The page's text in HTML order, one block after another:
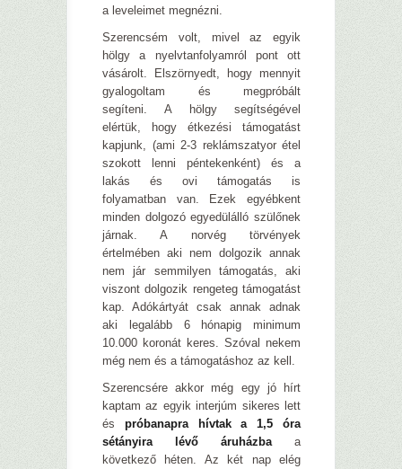
a leveleimet megnézni.
Szerencsém volt, mivel az egyik
hölgy a nyelvtanfolyamról pont ott
vásárolt. Elszörnyedt, hogy mennyit
gyalogoltam és megpróbált
segíteni. A hölgy segítségével
elértük, hogy étkezési támogatást
kapjunk, (ami 2-3 reklámszatyor étel
szokott lenni péntekenként) és a
lakás és ovi támogatás is
folyamatban van. Ezek egyébkent
minden dolgozó egyedülálló szülőnek
járnak. A norvég törvények
értelmében aki nem dolgozik annak
nem jár semmilyen támogatás, aki
viszont dolgozik rengeteg támogatást
kap. Adókártyát csak annak adnak
aki legalább 6 hónapig minimum
10.000 koronát keres. Szóval nekem
még nem és a támogatáshoz az kell.
Szerencsére akkor még egy jó hírt
kaptam az egyik interjúm sikeres lett
és próbanapra hívtak a 1,5 óra
sétányira lévő áruházba a
következő héten. Az két nap elég